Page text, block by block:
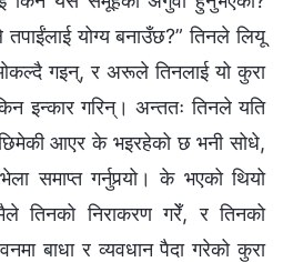
योग्य बनाउँछ?” तिनले लियू
ओकल्दै गइन्, र अरूले तिनलाई यो कुरा
इन्कार गरिन्। अन्ततः तिनले यति
आएर के भइरहेको छ भनी सोधे,
समाप्त गर्नुपर्‍यो। के भएको थियो
तिनको निराकरण गरेँ, र तिनको
बाधा र व्यवधान पैदा गरेको कुरा